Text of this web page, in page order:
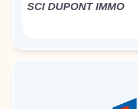
SCI DUPONT IMMO